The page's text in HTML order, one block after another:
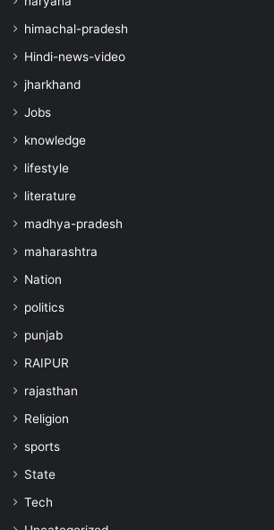
himachal-pradesh
Hindi-news-video
jharkhand
Jobs
knowledge
lifestyle
literature
madhya-pradesh
maharashtra
Nation
politics
punjab
RAIPUR
rajasthan
Religion
sports
State
Tech